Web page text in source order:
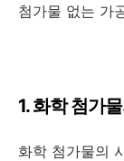
첨가물 없는 가
1. 화학 첨가
화학 첨가물의